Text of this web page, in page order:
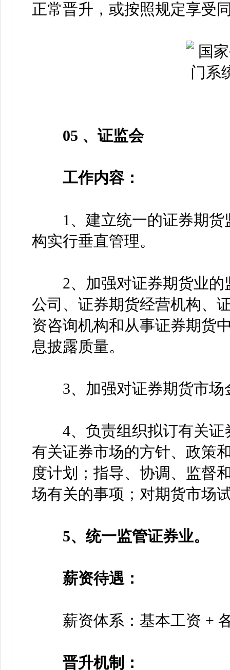
正常晋升，或按照规定享受
05 、证监会
工作内容：
1、建立统一的证券期货
构实行垂直管理。
2、加强对证券期货业的
公司、证券期货经营机构、
资咨询机构和从事证券期货
息披露质量。
3、加强对证券期货市场
4、负责组织拟订有关证
有关证券市场的方针、政策
度计划；指导、协调、监督
场有关的事项；对期货市场
5、统一监管证券业。
薪资待遇：
薪资体系：基本工资 + 各
晋升机制：